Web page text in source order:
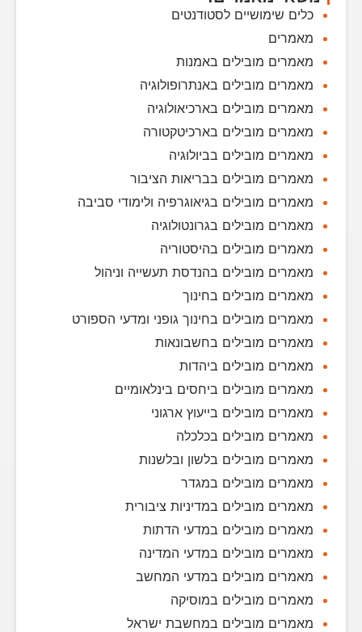
כלים שימושיים לסטודנטים
מאמרים
מאמרים מובילים באמנות
מאמרים מובילים באנתרופולוגיה
מאמרים מובילים בארכיאולוגיה
מאמרים מובילים בארכיטקטורה
מאמרים מובילים בביולוגיה
מאמרים מובילים בבריאות הציבור
מאמרים מובילים בגיאוגרפיה ולימודי סביבה
מאמרים מובילים בגרונטולוגיה
מאמרים מובילים בהיסטוריה
מאמרים מובילים בהנדסת תעשייה וניהול
מאמרים מובילים בחינוך
מאמרים מובילים בחינוך גופני ומדעי הספורט
מאמרים מובילים בחשבונאות
מאמרים מובילים ביהדות
מאמרים מובילים ביחסים בינלאומיים
מאמרים מובילים בייעוץ ארגוני
מאמרים מובילים בכלכלה
מאמרים מובילים בלשון ובלשנות
מאמרים מובילים במגדר
מאמרים מובילים במדיניות ציבורית
מאמרים מובילים במדעי הדתות
מאמרים מובילים במדעי המדינה
מאמרים מובילים במדעי המחשב
מאמרים מובילים במוסיקה
מאמרים מובילים במחשבת ישראל